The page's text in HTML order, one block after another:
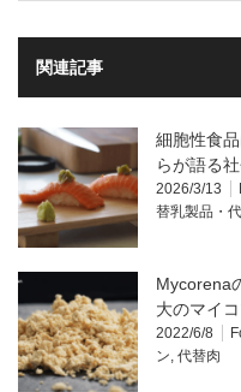
関連記事
細胞性食
らが語る
2026/3/13
替乳製品・
Mycorena
大のマイ
2022/6/8
ン 代替肉